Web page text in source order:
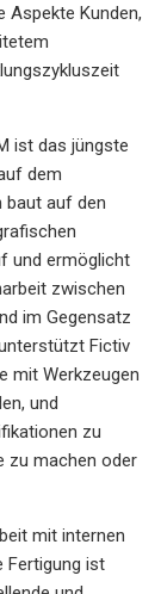
Aspekte Kunden,
ist das jüngste
dem
baut auf den
und ermöglicht
zwischen
im Gegensatz
Fictiv
mit Werkzeugen
und
zu
zu machen oder
mit internen
Fertigung ist